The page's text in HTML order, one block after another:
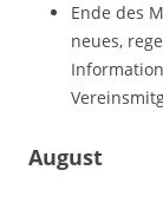
Ende des
neues,
August